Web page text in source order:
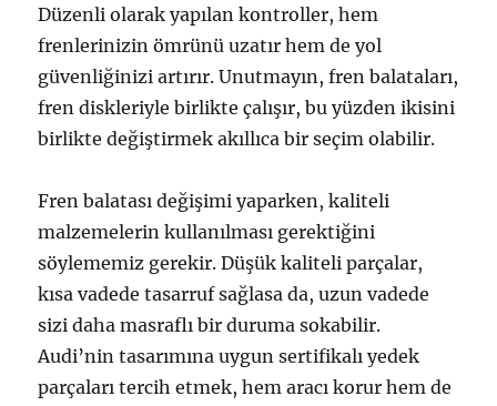
Düzenli olarak yapılan kontroller, hem
frenlerinizin ömrünü uzatır hem de yol
güvenliğinizi artırır. Unutmayın, fren balataları,
fren diskleriyle birlikte çalışır, bu yüzden ikisini
birlikte değiştirmek akıllıca bir seçim olabilir.
Fren balatası değişimi yaparken, kaliteli
malzemelerin kullanılması gerektiğini
söylememiz gerekir. Düşük kaliteli parçalar,
kısa vadede tasarruf sağlasa da, uzun vadede
sizi daha masraflı bir duruma sokabilir.
Audi’nin tasarımına uygun sertifikalı yedek
parçaları tercih etmek, hem aracı korur hem de